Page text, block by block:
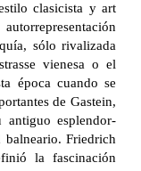
clasicista y art
sólo rivalizada
vienesa o el
época cuando se
de Gastein,
esplendor-
Friedrich
la fascinación